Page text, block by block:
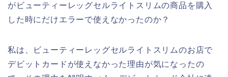
がビューティーレッグセルライトスリムの商品を購入
した時にだけエラーで使えなかったのか？
私は、ビューティーレッグセルライトスリムのお店で
デビットカードが使えなかった理由が気になったの